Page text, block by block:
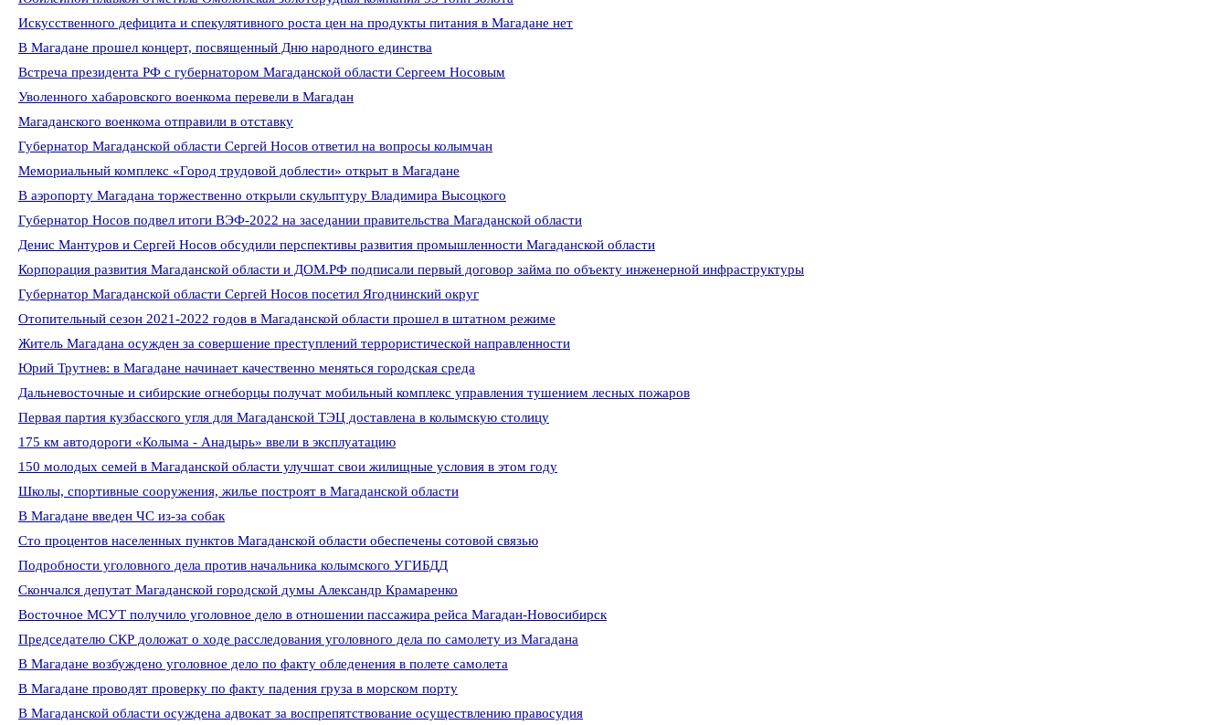
Искусственного дефицита и спекулятивного роста цен на продукты питания в Магадане нет
В Магадане прошел концерт, посвященный Дню народного единства
Встреча президента РФ с губернатором Магаданской области Сергеем Носовым
Уволенного хабаровского военкома перевели в Магадан
Магаданского военкома отправили в отставку
Губернатор Магаданской области Сергей Носов ответил на вопросы колымчан
Мемориальный комплекс «Город трудовой доблести» открыт в Магадане
В аэропорту Магадана торжественно открыли скульптуру Владимира Высоцкого
Губернатор Носов подвел итоги ВЭФ-2022 на заседании правительства Магаданской области
Денис Мантуров и Сергей Носов обсудили перспективы развития промышленности Магаданской области
Корпорация развития Магаданской области и ДОМ.РФ подписали первый договор займа по объекту инженерной инфраструктуры
Губернатор Магаданской области Сергей Носов посетил Ягоднинский округ
Отопительный сезон 2021-2022 годов в Магаданской области прошел в штатном режиме
Житель Магадана осужден за совершение преступлений террористической направленности
Юрий Трутнев: в Магадане начинает качественно меняться городская среда
Дальневосточные и сибирские огнеборцы получат мобильный комплекс управления тушением лесных пожаров
Первая партия кузбасского угля для Магаданской ТЭЦ доставлена в колымскую столицу
175 км автодороги «Колыма - Анадырь» ввели в эксплуатацию
150 молодых семей в Магаданской области улучшат свои жилищные условия в этом году
Школы, спортивные сооружения, жилье построят в Магаданской области
В Магадане введен ЧС из-за собак
Сто процентов населенных пунктов Магаданской области обеспечены сотовой связью
Подробности уголовного дела против начальника колымского УГИБДД
Скончался депутат Магаданской городской думы Александр Крамаренко
Восточное МСУТ получило уголовное дело в отношении пассажира рейса Магадан-Новосибирск
Председателю СКР доложат о ходе расследования уголовного дела по самолету из Магадана
В Магадане возбуждено уголовное дело по факту обледенения в полете самолета
В Магадане проводят проверку по факту падения груза в морском порту
В Магаданской области осуждена адвокат за воспрепятствование осуществлению правосудия